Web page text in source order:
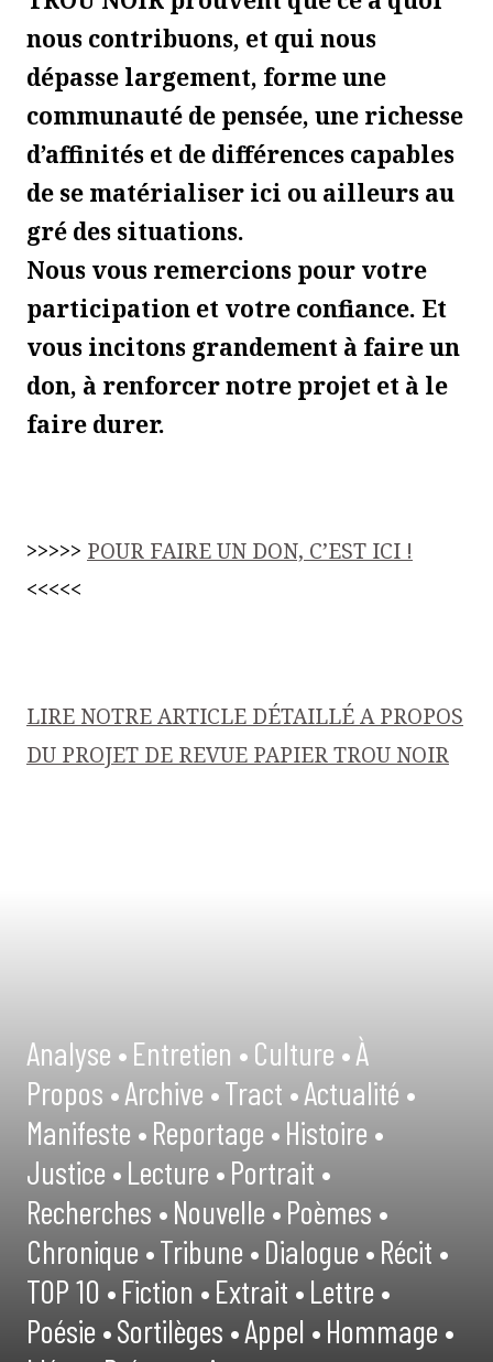
nous contribuons, et qui nous
dépasse largement, forme une
communauté de pensée, une richesse
d’affinités et de différences capables
de se matérialiser ici ou ailleurs au
gré des situations.
Nous vous remercions pour votre
participation et votre confiance. Et
vous incitons grandement à faire un
don, à renforcer notre projet et à le
faire durer.
>>>>> POUR FAIRE UN DON, C’EST ICI !
<<<<<
LIRE NOTRE ARTICLE DÉTAILLÉ A PROPOS
DU PROJET DE REVUE PAPIER TROU NOIR
Analyse •Entretien •Culture •À
Propos •Archive •Tract •Actualité •
Manifeste •Reportage •Histoire •
Justice •Lecture •Portrait •
Recherches •Nouvelle •Poèmes •
Chronique •Tribune •Dialogue •Récit •
TOP 10 •Fiction •Extrait •Lettre •
Poésie •Sortilèges •Appel •Hommage •